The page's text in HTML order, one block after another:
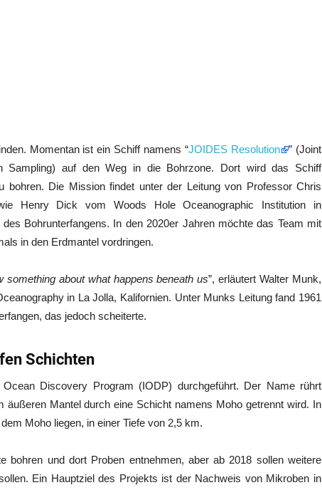
Momentan ist ein Schiff namens “JOIDES Resolution
” (Joint
Sampling) auf den Weg in die Bohrzone. Dort wird das Schiff
Die Mission findet unter der Leitung von Professor Chris
Henry Dick vom Woods Hole Oceanographic Institution in
Bohrunterfangens. In den 2020er Jahren möchte das Team mit
in den Erdmantel vordringen.
about what happens beneath us”, erläutert Walter Munk,
in La Jolla, Kalifornien. Unter Munks Leitung fand 1961
das jedoch scheiterte.
Schichten
Discovery Program (IODP) durchgeführt. Der Name rührt
äußeren Mantel durch eine Schicht namens Moho getrennt wird. In
Moho liegen, in einer Tiefe von 2,5 km.
bohren und dort Proben entnehmen, aber ab 2018 sollen weitere
Ein Hauptziel des Projekts ist der Nachweis von Mikroben in